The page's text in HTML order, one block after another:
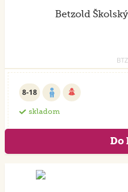
Betzold
8-18
skladom